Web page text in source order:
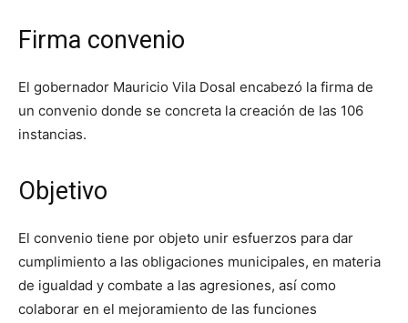
Firma convenio
El gobernador Mauricio Vila Dosal encabezó la firma de
un convenio donde se concreta la creación de las 106
instancias.
Objetivo
El convenio tiene por objeto unir esfuerzos para dar
cumplimiento a las obligaciones municipales, en materia
de igualdad y combate a las agresiones, así como
colaborar en el mejoramiento de las funciones